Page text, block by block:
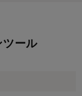
ツール